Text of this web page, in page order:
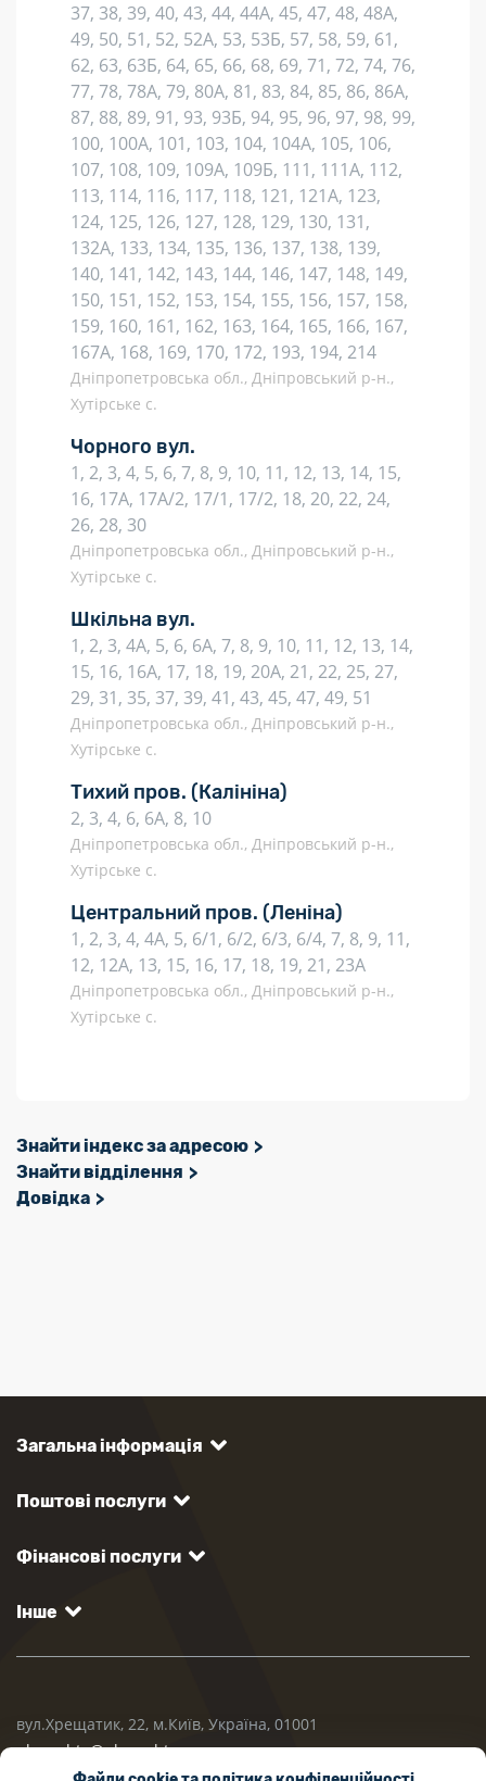
37, 38, 39, 40, 43, 44, 44А, 45, 47, 48, 48А,
49, 50, 51, 52, 52А, 53, 53Б, 57, 58, 59, 61,
62, 63, 63Б, 64, 65, 66, 68, 69, 71, 72, 74, 76,
77, 78, 78А, 79, 80А, 81, 83, 84, 85, 86, 86А,
87, 88, 89, 91, 93, 93Б, 94, 95, 96, 97, 98, 99,
100, 100А, 101, 103, 104, 104А, 105, 106,
107, 108, 109, 109А, 109Б, 111, 111А, 112,
113, 114, 116, 117, 118, 121, 121А, 123,
124, 125, 126, 127, 128, 129, 130, 131,
132А, 133, 134, 135, 136, 137, 138, 139,
140, 141, 142, 143, 144, 146, 147, 148, 149,
150, 151, 152, 153, 154, 155, 156, 157, 158,
159, 160, 161, 162, 163, 164, 165, 166, 167,
167А, 168, 169, 170, 172, 193, 194, 214
Дніпропетровська обл., Дніпровський р-н.,
Хутірське с.
Чорного вул.
1, 2, 3, 4, 5, 6, 7, 8, 9, 10, 11, 12, 13, 14, 15,
16, 17А, 17А/2, 17/1, 17/2, 18, 20, 22, 24,
26, 28, 30
Дніпропетровська обл., Дніпровський р-н.,
Хутірське с.
Шкільна вул.
1, 2, 3, 4А, 5, 6, 6А, 7, 8, 9, 10, 11, 12, 13, 14,
15, 16, 16А, 17, 18, 19, 20А, 21, 22, 25, 27,
29, 31, 35, 37, 39, 41, 43, 45, 47, 49, 51
Дніпропетровська обл., Дніпровський р-н.,
Хутірське с.
Тихий пров. (Калініна)
2, 3, 4, 6, 6А, 8, 10
Дніпропетровська обл., Дніпровський р-н.,
Хутірське с.
Центральний пров. (Леніна)
1, 2, 3, 4, 4А, 5, 6/1, 6/2, 6/3, 6/4, 7, 8, 9, 11,
12, 12А, 13, 15, 16, 17, 18, 19, 21, 23А
Дніпропетровська обл., Дніпровський р-н.,
Хутірське с.
Знайти індекс за адресою
Знайти відділення
Довідка
Загальна інформація
Поштові послуги
Фінансові послуги
Інше
вул.Хрещатик, 22, м.Київ, Україна, 01001
ukrposhta@ukrposhta.ua